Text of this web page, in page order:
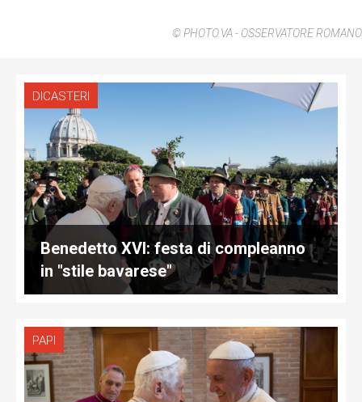
© PHOTO.VA - OSSERVATORE ROMANO
DICASTERI
Benedetto XVI: festa di compleanno
in "stile bavarese"
PAPI